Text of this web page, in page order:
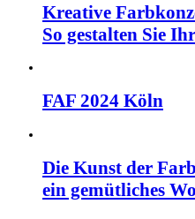
Kreative
So gestalten Sie
FAF 2024 Köln
Die Kunst der
ein gemütliches